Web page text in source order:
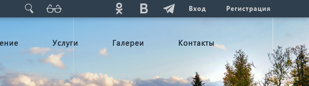
Вход Регистрация
Услуги Галереи Контакты